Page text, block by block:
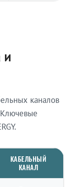
и
каналов
КАБЕЛЬНЫЙ
КАНАЛ